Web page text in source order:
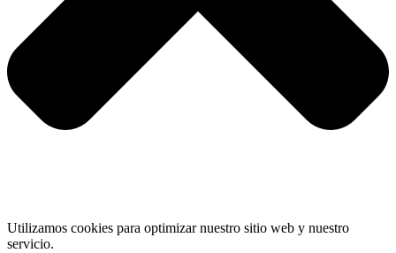
Utilizamos cookies para optimizar nuestro sitio web y nuestro
servicio.